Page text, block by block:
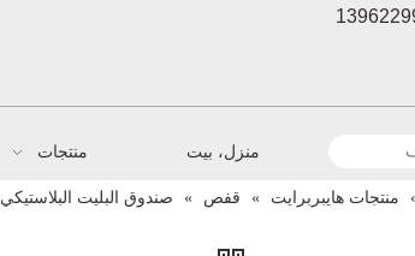
منزل، بيت منتجات
منتجات هايبربرايت » قفص » صندوق البليت البلاستيكي